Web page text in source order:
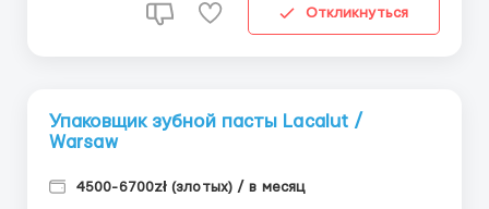
писать ТОЛЬКО в Telegram: @vasily_workEU 📄
Помогаем с оформлением...
Откликнуться
Упаковщик зубной пасты Lacalut /
Warsaw
4500-6700zł (злотых) / в месяц